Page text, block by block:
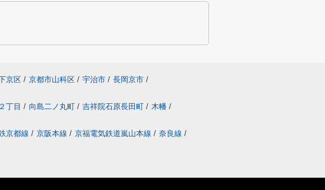
京区 / 京都市山科区 / 宇治市 / 長岡京市 /
丁目 / 向島二ノ丸町 / 吉祥院石原長田町 / 木幡 /
京都線 / 京阪本線 / 京福電気鉄道嵐山本線 / 奈良線 /